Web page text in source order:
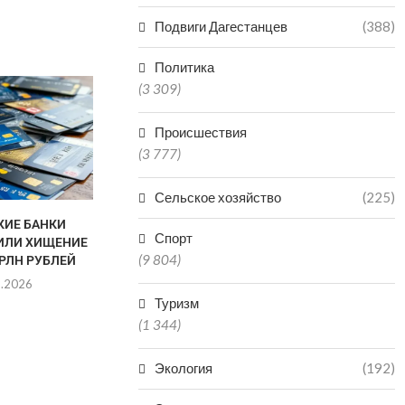
БАНКИ
ХИЩЕНИЕ
РУБЛЕЙ
ЧИНОВНИК В ДАГЕСТАНЕ
Подвиги Дагестанцев (388)
Политика
(3 309)
Происшествия
(3 777)
Сельское хозяйство (225)
Спорт
(9 804)
Туризм
(1 344)
Экология (192)